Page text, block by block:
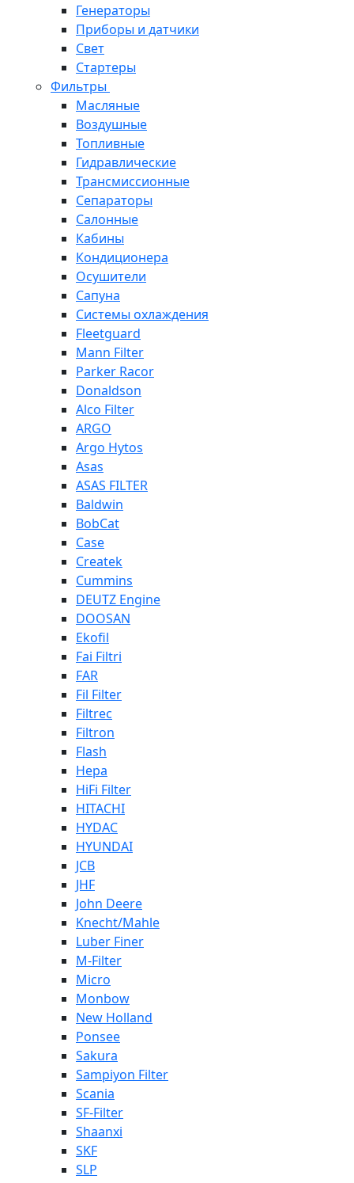
Генераторы
Приборы и датчики
Свет
Стартеры
Фильтры
Масляные
Воздушные
Топливные
Гидравлические
Трансмиссионные
Сепараторы
Салонные
Кабины
Кондиционера
Осушители
Сапуна
Системы охлаждения
Fleetguard
Mann Filter
Parker Racor
Donaldson
Alco Filter
ARGO
Argo Hytos
Asas
ASAS FILTER
Baldwin
BobCat
Case
Createk
Cummins
DEUTZ Engine
DOOSAN
Ekofil
Fai Filtri
FAR
Fil Filter
Filtrec
Filtron
Flash
Hepa
HiFi Filter
HITACHI
HYDAC
HYUNDAI
JCB
JHF
John Deere
Knecht/Mahle
Luber Finer
M-Filter
Micro
Monbow
New Holland
Ponsee
Sakura
Sampiyon Filter
Scania
SF-Filter
Shaanxi
SKF
SLP